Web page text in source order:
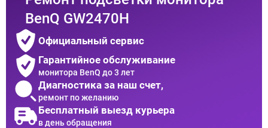
BenQ GW2470H
Официальный сервис
Гарантийное обслуживание
монитора BenQ до 3 лет
Диагностика за наш счет,
ремонт по желанию
Бесплатный выезд курьера
в день обращения